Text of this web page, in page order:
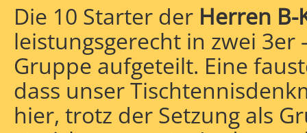
Die 10 Starter der Herren B-
leistungsgerecht in zwei
Gruppe aufgeteilt. Eine
dass unser
hier, trotz der Setzung als